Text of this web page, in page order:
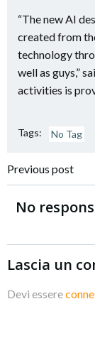
“The new AI
created from
technology
well as guys,”
activities is
Tags: No Tag
articoli
Previous post
No
Lascia un
Devi essere